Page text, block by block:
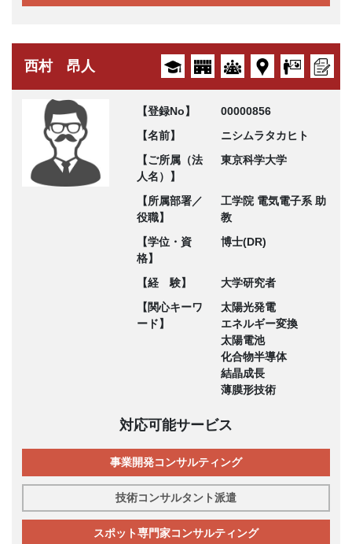
西村 昂人
【登録No】
00000856
【名前】
ニシムラタカヒト
【ご所属（法
人名）】
東京科学大学
【所属部署／
役職】
工学院 電気電子系 助
教
【学位・資
格】
博士(DR)
【経 験】
大学研究者
【関心キーワ
ード】
太陽光発電
エネルギー変換
太陽電池
化合物半導体
結晶成長
薄膜形技術
対応可能サービス
事業開発コンサルティング
技術コンサルタント派遣
スポット専門家コンサルティング